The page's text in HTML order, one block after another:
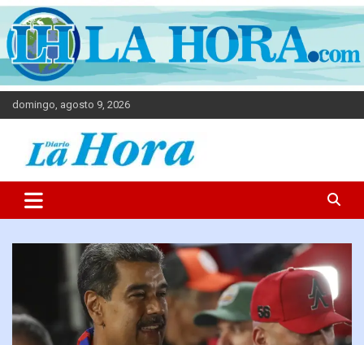
domingo, agosto 9, 2026
Diario La Hora